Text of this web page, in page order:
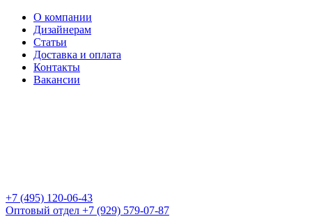
О компании
Дизайнерам
Статьи
Доставка и оплата
Контакты
Вакансии
+7 (495) 120-06-43
Оптовый отдел +7 (929) 579-07-87